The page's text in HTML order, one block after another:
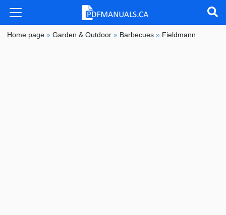
Home page »Garden & Outdoor » Barbecues » Fieldmann